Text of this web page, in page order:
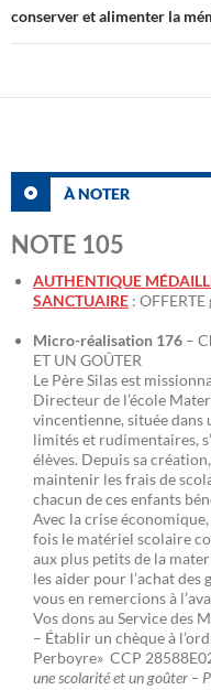
conserver et alimenter la
À NOTER
NOTE 105
AUTHENTIQUE
SANCTUAIRE :
Micro-réalisation 176 –
ET UN GOÛTER
Le Père Silas est
Directeur de l’école
vincentienne, située
limités et rudimentaires,
élèves. Depuis sa
maintenir les frais de
chacun de ces enfants
Avec la crise
fois le matériel scolaire
aux plus petits de la
les aider pour l’achat
vous en remercions à
Vos dons au Service des
– Établir un chèque à
Perboyre» CCP
une scolarité et un goûter –